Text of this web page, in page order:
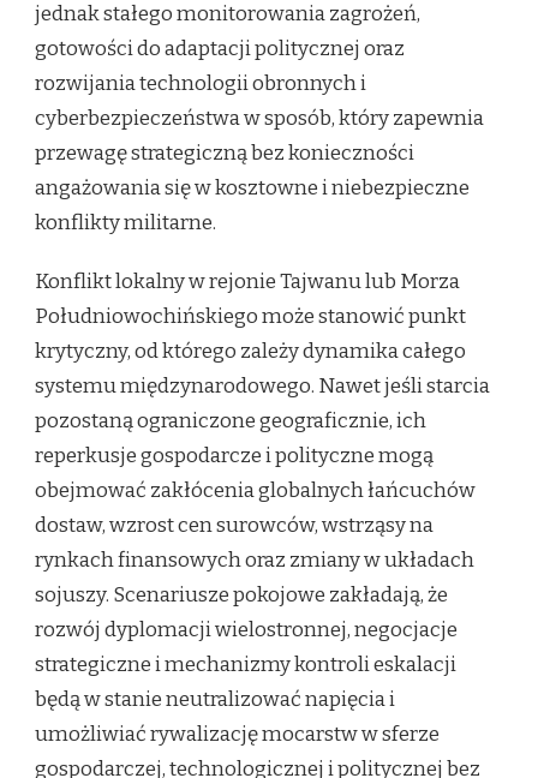
jednak stałego monitorowania zagrożeń,
gotowości do adaptacji politycznej oraz
rozwijania technologii obronnych i
cyberbezpieczeństwa w sposób, który zapewnia
przewagę strategiczną bez konieczności
angażowania się w kosztowne i niebezpieczne
konflikty militarne.
Konflikt lokalny w rejonie Tajwanu lub Morza
Południowochińskiego może stanowić punkt
krytyczny, od którego zależy dynamika całego
systemu międzynarodowego. Nawet jeśli starcia
pozostaną ograniczone geograficznie, ich
reperkusje gospodarcze i polityczne mogą
obejmować zakłócenia globalnych łańcuchów
dostaw, wzrost cen surowców, wstrząsy na
rynkach finansowych oraz zmiany w układach
sojuszy. Scenariusze pokojowe zakładają, że
rozwój dyplomacji wielostronnej, negocjacje
strategiczne i mechanizmy kontroli eskalacji
będą w stanie neutralizować napięcia i
umożliwiać rywalizację mocarstw w sferze
gospodarczej, technologicznej i politycznej bez